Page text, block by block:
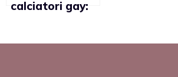
calciatori gay: